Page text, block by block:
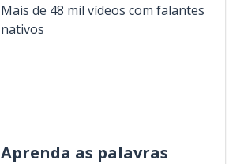
Mais de 48 mil vídeos com falantes
nativos
Aprenda as palavras